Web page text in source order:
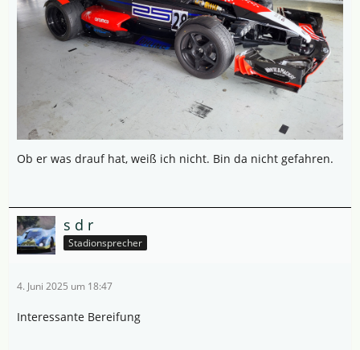
Ob er was drauf hat, weiß ich nicht. Bin da nicht gefahren.
s d r
Stadionsprecher
4. Juni 2025 um 18:47
Interessante Bereifung